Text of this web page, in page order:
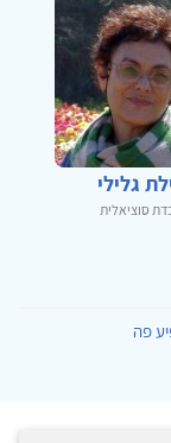
גלילי
סוציאלית
פה